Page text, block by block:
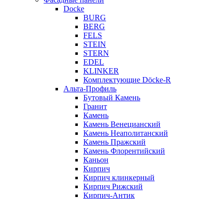
Docke
BURG
BERG
FELS
STEIN
STERN
EDEL
KLINKER
Комплектующие Döcke-R
Альта-Профиль
Бутовый Камень
Гранит
Камень
Камень Венецианский
Камень Неаполитанский
Камень Пражский
Камень Флорентийский
Каньон
Кирпич
Кирпич клинкерный
Кирпич Рижский
Кирпич-Антик